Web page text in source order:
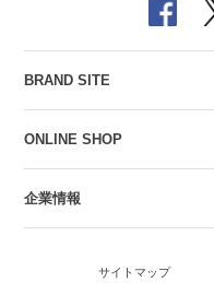
BRAND SITE
ONLINE SHOP
企業情報
サイトマップ